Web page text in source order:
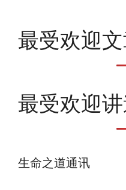
最受欢迎
最受欢迎
生命之道通讯